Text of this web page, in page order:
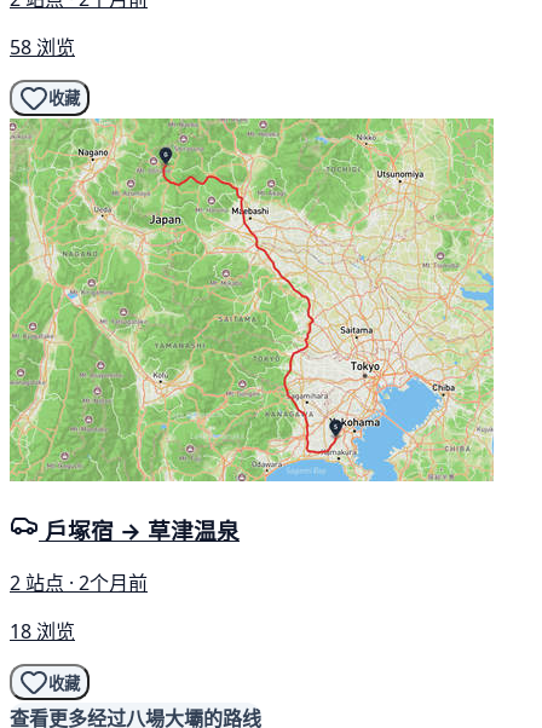
58 浏览
收藏
戶塚宿 → 草津温泉
2 站点 · 2个月前
18 浏览
收藏
查看更多经过八場大壩的路线